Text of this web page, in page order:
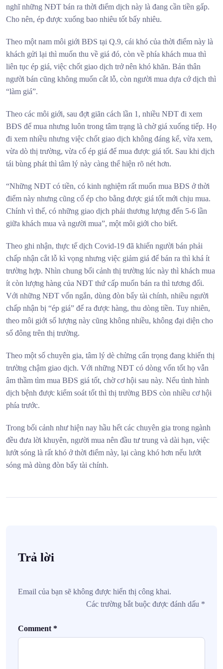
nghĩ những NĐT bán ra thời điểm dịch này là đang cần tiền gấp.
Cho nên, ép được xuống bao nhiêu tốt bấy nhiêu.
Theo một nam môi giới BĐS tại Q.9, cái khó của thời điểm này là
khách gửi lại thì muốn thu về giá đó, còn về phía khách mua thì
liên tục ép giá, việc chốt giao dịch trở nên khó khăn. Bản thân
người bán cũng không muốn cắt lỗ, còn người mua dựa cớ dịch thì
“làm giá”.
Theo các môi giới, sau đợt giãn cách lần 1, nhiều NĐT đi xem
BĐS để mua nhưng luôn trong tâm trạng là chờ giá xuống tiếp. Họ
đi xem nhiều nhưng việc chốt giao dịch không đáng kể, vừa xem,
vừa dò thị trường, vừa cố ép giá để mua được giá tốt. Sau khi dịch
tái bùng phát thì tâm lý này càng thể hiện rõ nét hơn.
“Những NĐT có tiền, có kinh nghiệm rất muốn mua BĐS ở thời
điểm này nhưng cũng cố ép cho bằng được giá tốt mới chịu mua.
Chính vì thế, có những giao dịch phải thương lượng đến 5-6 lần
giữa khách mua và người mua”, một môi giới cho biết.
Theo ghi nhận, thực tế dịch Covid-19 đã khiến người bán phải
chấp nhận cắt lỗ kì vọng nhưng việc giảm giá để bán ra thì khá ít
trường hợp. Nhìn chung bối cảnh thị trường lúc này thì khách mua
ít còn lượng hàng của NĐT thứ cấp muốn bán ra thì tương đối.
Với những NĐT vốn ngắn, dùng đòn bẩy tài chính, nhiều người
chấp nhận bị “ép giá” để ra được hàng, thu dòng tiền. Tuy nhiên,
theo môi giới số lượng này cũng không nhiều, không đại diện cho
số đông trên thị trường.
Theo một số chuyên gia, tâm lý dè chừng cẩn trọng đang khiến thị
trường chậm giao dịch. Với những NĐT có dòng vốn tốt họ vẫn
âm thầm tìm mua BĐS giá tốt, chờ cơ hội sau này. Nếu tình hình
dịch bệnh được kiểm soát tốt thì thị trường BĐS còn nhiều cơ hội
phía trước.
Trong bối cảnh như hiện nay hầu hết các chuyên gia trong ngành
đều đưa lời khuyên, người mua nên đầu tư trung và dài hạn, việc
lướt sóng là rất khó ở thời điểm này, lại càng khó hơn nếu lướt
sóng mà dùng đòn bẩy tài chính.
Trả lời
Email của bạn sẽ không được hiển thị công khai.
Các trường bắt buộc được đánh dấu *
Comment *